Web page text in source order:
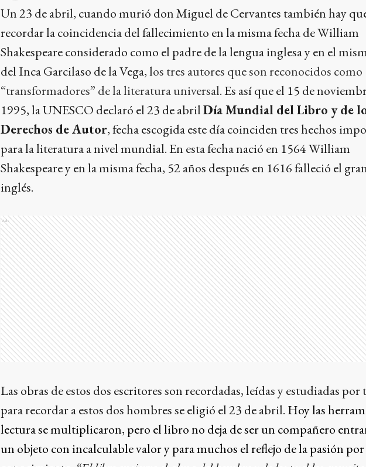
Un 23 de abril, cuando murió don Miguel de Cervantes también hay
recordar la coincidencia del fallecimiento en la misma fecha de William
Shakespeare considerado como el padre de la lengua inglesa y en el
del Inca Garcilaso de la Vega, los tres autores que son reconocidos como
“transformadores” de la literatura universal. Es así que el 15 de
1995, la UNESCO declaró el 23 de abrilDía Mundial del Libro y de
Derechos de Autor, fecha escogida este día coinciden tres hechos
para la literatura a nivel mundial. En esta fecha nació en 1564 William
Shakespeare y en la misma fecha, 52 años después en 1616 falleció el
inglés.
Ads
Las obras de estos dos escritores son recordadas, leídas y estudiadas por
para recordar a estos dos hombres se eligió el 23 de abril. Hoy las
lectura se multiplicaron, pero el libro no deja de ser un compañero
un objeto con incalculable valor y para muchos el reflejo de la pasión